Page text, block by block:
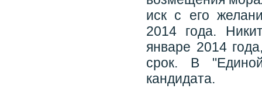
иск с его
2014 года.
январе 2014
срок. В
кандидата.